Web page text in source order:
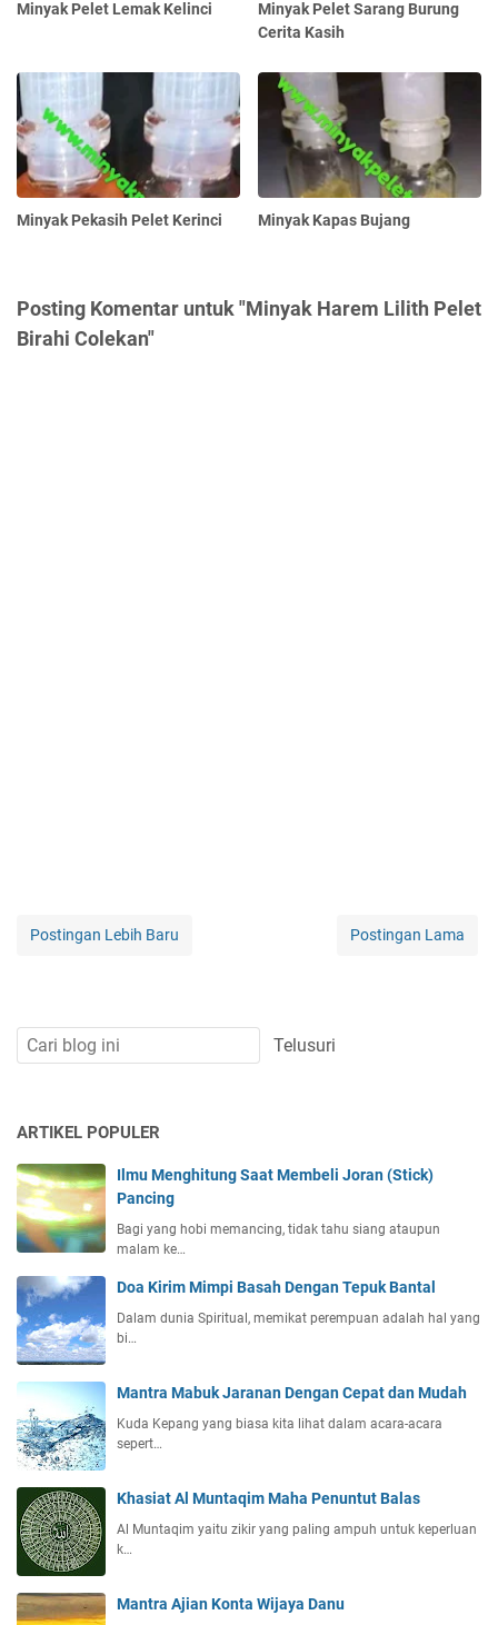
Minyak Pelet Lemak Kelinci
Minyak Pelet Sarang Burung
Cerita Kasih
Minyak Pekasih Pelet Kerinci Minyak Kapas Bujang
Posting Komentar untuk "Minyak Harem Lilith Pelet
Birahi Colekan"
Postingan Lebih Baru Postingan Lama
ARTIKEL POPULER
Ilmu Menghitung Saat Membeli Joran (Stick)
Pancing
Bagi yang hobi memancing, tidak tahu siang ataupun
malam ke…
Doa Kirim Mimpi Basah Dengan Tepuk Bantal
Dalam dunia Spiritual, memikat perempuan adalah hal yang
bi…
Mantra Mabuk Jaranan Dengan Cepat dan Mudah
Kuda Kepang yang biasa kita lihat dalam acara-acara
sepert…
Khasiat Al Muntaqim Maha Penuntut Balas
Al Muntaqim yaitu zikir yang paling ampuh untuk keperluan
k…
Mantra Ajian Konta Wijaya Danu